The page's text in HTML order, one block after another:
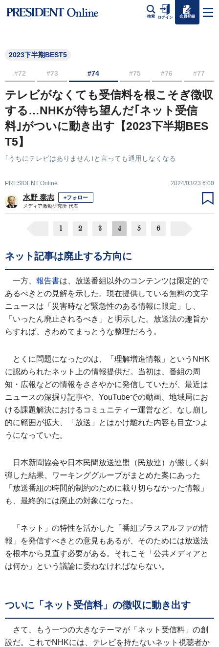
検索 ログイン 会員登録
2023下半期BEST5
#72 #73 #74 #75 #76 #77
テレビがなくても受信料を根こそぎ徴収
する…NHKが待ち望んだ｢ネット受信
料｣がついに動き出す【2023下半期BES
T5】
｢うちにテレビはありません｣と言っても通用しなくなる
PRESIDENT Online 2024/03/23 6:00
水野 泰志 +フォロー
メディア激動研究所 代表
1 2 3 4 5 6
ネット記事は廃止する方向に
一方、 報告書は、放送番組以外のコンテンツは限定的で
あるべきとの見解を示した。現在提供している無料の文字
ニュースは「災害時など緊急性のある情報に限定」し、
「いったん廃止されるべき」と明示した。放送法の趣旨か
らすれば、きわめてまっとうな整理だろう。
とくに問題になったのは、「理解増進情報」というNHK
に認められたネット上の情報提供だ。当初は、番組の周
知・広報などの情報をささやかに発信していたが、最近は
ニュースの深掘り記事や、YouTubeでの動画、地域局にお
ける課題解決におけるコミュニティー運営など、なし崩し
的に範囲が拡大、「放送」とはかけ離れた内容も目立つよ
うになっていた。
日本新聞協会や日本民間放送連盟（民放連）が厳しく糾
弾した結果、ワーキンググループがまとめた案にあった
「放送番組の時間的制約のために載り切らなかった情報」
も、最終的には廃止の対象になった。
「ネット」の特性を活かした「番組プラスアルファの情
報」を発信すべきとの意見もあるが、そのためには放送法
を根本から見直す必要がある。それこそ「公共メディアと
は何か」という議論に委ねなければならない。
ついに「ネット受信料」の徴収に動き出す
さて、もう一つの大きなテーマが「ネット受信料」の創
設だ。これでNHKには、テレビを持たないネット視聴者か